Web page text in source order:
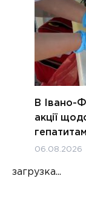
В Івано-
акції
06.08.2026
загрузка...